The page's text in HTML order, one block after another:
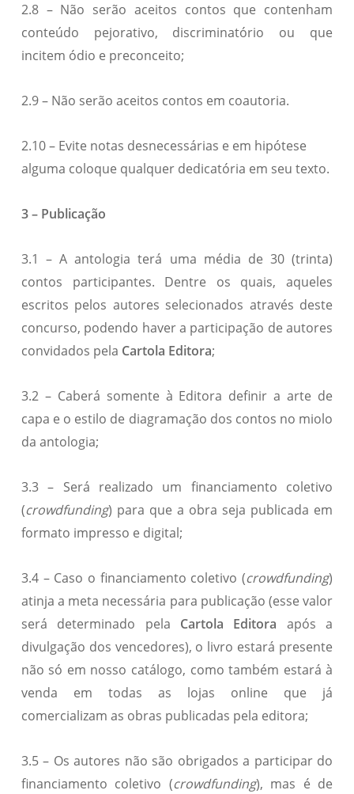
2.8 – Não serão aceitos contos que contenham
conteúdo pejorativo, discriminatório ou que
incitem ódio e preconceito;
2.9 – Não serão aceitos contos em coautoria.
2.10 – Evite notas desnecessárias e em hipótese
alguma coloque qualquer dedicatória em seu texto.
3 – Publicação
3.1 – A antologia terá uma média de 30 (trinta)
contos participantes. Dentre os quais, aqueles
escritos pelos autores selecionados através deste
concurso, podendo haver a participação de autores
convidados pela Cartola Editora;
3.2 – Caberá somente à Editora definir a arte de
capa e o estilo de diagramação dos contos no miolo
da antologia;
3.3 – Será realizado um financiamento coletivo
(crowdfunding) para que a obra seja publicada em
formato impresso e digital;
3.4 – Caso o financiamento coletivo (crowdfunding)
atinja a meta necessária para publicação (esse valor
será determinado pela Cartola Editora após a
divulgação dos vencedores), o livro estará presente
não só em nosso catálogo, como também estará à
venda em todas as lojas online que já
comercializam as obras publicadas pela editora;
3.5 – Os autores não são obrigados a participar do
financiamento coletivo (crowdfunding), mas é de